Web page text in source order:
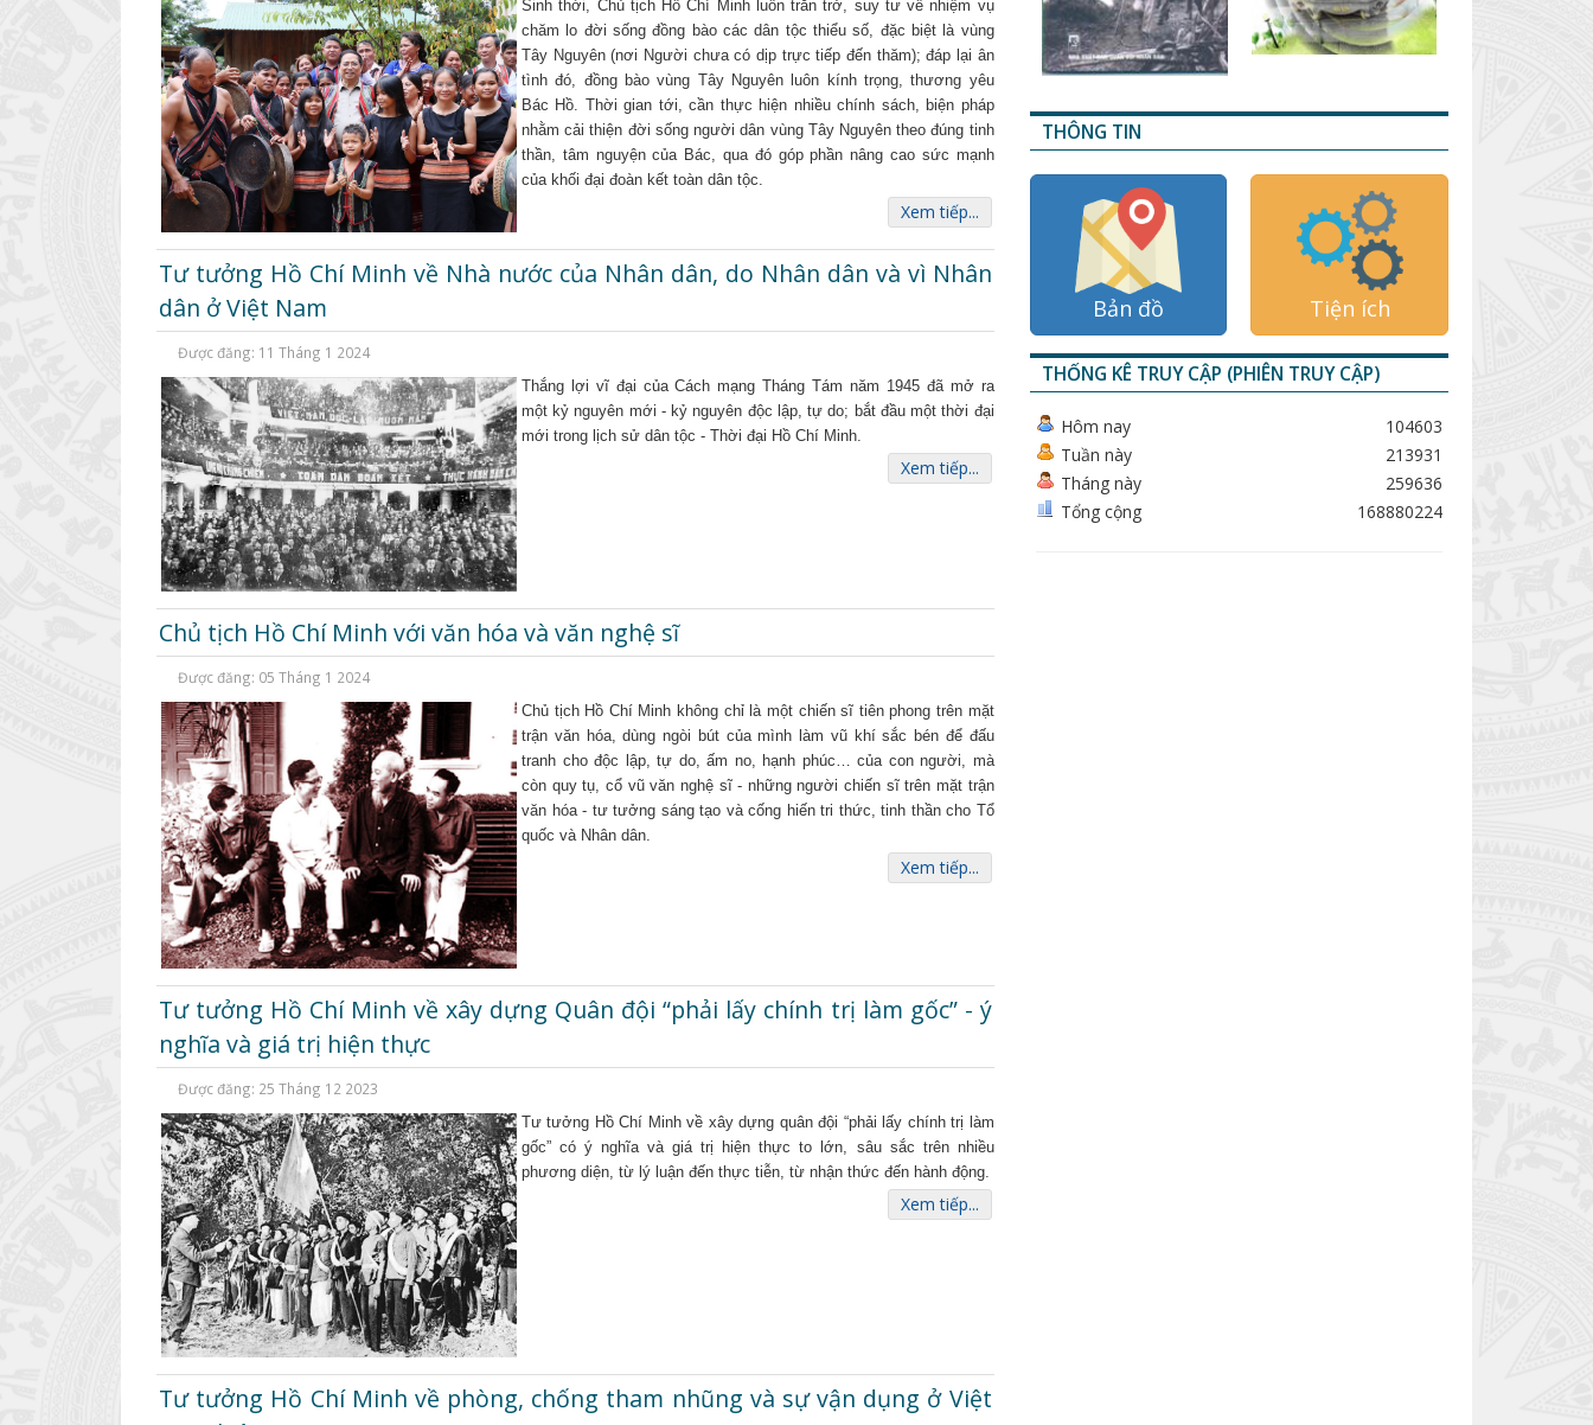
Sinh thời, Chủ tịch Hồ Chí Minh luôn trăn trở, suy tư về nhiệm vụ
chăm lo đời sống đồng bào các dân tộc thiểu số, đặc biệt là vùng
Tây Nguyên (nơi Người chưa có dịp trực tiếp đến thăm); đáp lại ân
tình đó, đồng bào vùng Tây Nguyên luôn kính trọng, thương yêu
Bác Hồ. Thời gian tới, cần thực hiện nhiều chính sách, biện pháp
nhằm cải thiện đời sống người dân vùng Tây Nguyên theo đúng tinh
thần, tâm nguyện của Bác, qua đó góp phần nâng cao sức mạnh
của khối đại đoàn kết toàn dân tộc.
Xem tiếp...
Tư tưởng Hồ Chí Minh về Nhà nước của Nhân dân, do Nhân dân và vì Nhân
dân ở Việt Nam
Được đăng: 11 Tháng 1 2024
Thắng lợi vĩ đại của Cách mạng Tháng Tám năm 1945 đã mở ra
một kỷ nguyên mới - kỷ nguyên độc lập, tự do; bắt đầu một thời đại
mới trong lịch sử dân tộc - Thời đại Hồ Chí Minh.
Xem tiếp...
Chủ tịch Hồ Chí Minh với văn hóa và văn nghệ sĩ
Được đăng: 05 Tháng 1 2024
Chủ tịch Hồ Chí Minh không chỉ là một chiến sĩ tiên phong trên mặt
trận văn hóa, dùng ngòi bút của mình làm vũ khí sắc bén để đấu
tranh cho độc lập, tự do, ấm no, hạnh phúc… của con người, mà
còn quy tụ, cổ vũ văn nghệ sĩ - những người chiến sĩ trên mặt trận
văn hóa - tư tưởng sáng tạo và cống hiến tri thức, tinh thần cho Tổ
quốc và Nhân dân.
Xem tiếp...
Tư tưởng Hồ Chí Minh về xây dựng Quân đội “phải lấy chính trị làm gốc” - ý
nghĩa và giá trị hiện thực
Được đăng: 25 Tháng 12 2023
Tư tưởng Hồ Chí Minh về xây dựng quân đội “phải lấy chính trị làm
gốc” có ý nghĩa và giá trị hiện thực to lớn, sâu sắc trên nhiều
phương diện, từ lý luận đến thực tiễn, từ nhận thức đến hành động.
Xem tiếp...
Tư tưởng Hồ Chí Minh về phòng, chống tham nhũng và sự vận dụng ở Việt
THÔNG TIN
Bản đồ Tiện ích
THỐNG KÊ TRUY CẬP (PHIÊN TRUY CẬP)
Hôm nay
Tuần này
Tháng này
Tổng cộng
104603
213931
259636
168880224